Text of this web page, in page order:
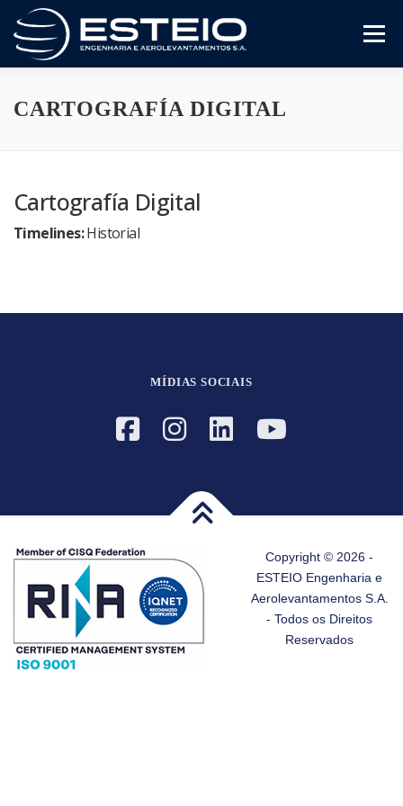
content
Menu
The Company Services Downloads
CARTOGRAFÍA DIGITAL
Cartografía Digital
Timelines:Historial
MÍDIAS SOCIAIS
Copyright © 2026 -
ESTEIO Engenharia e
Aerolevantamentos S.A.
- Todos os Direitos
Reservados